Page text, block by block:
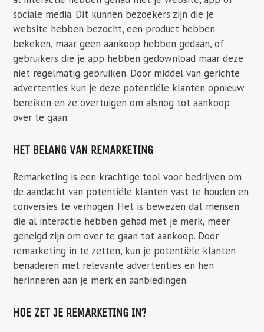
sociale media. Dit kunnen bezoekers zijn die je
website hebben bezocht, een product hebben
bekeken, maar geen aankoop hebben gedaan, of
gebruikers die je app hebben gedownload maar deze
niet regelmatig gebruiken. Door middel van gerichte
advertenties kun je deze potentiële klanten opnieuw
bereiken en ze overtuigen om alsnog tot aankoop
over te gaan.
HET BELANG VAN REMARKETING
Remarketing is een krachtige tool voor bedrijven om
de aandacht van potentiële klanten vast te houden en
conversies te verhogen. Het is bewezen dat mensen
die al interactie hebben gehad met je merk, meer
geneigd zijn om over te gaan tot aankoop. Door
remarketing in te zetten, kun je potentiële klanten
benaderen met relevante advertenties en hen
herinneren aan je merk en aanbiedingen.
HOE ZET JE REMARKETING IN?